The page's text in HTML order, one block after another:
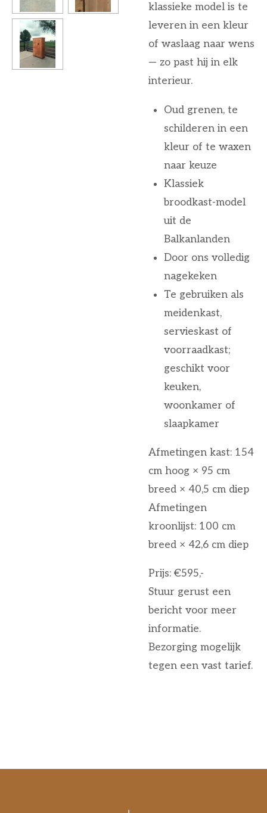
klassieke model is te
leveren in een kleur
of waslaag naar wens
— zo past hij in elk
interieur.
Oud grenen, te
schilderen in een
kleur of te waxen
naar keuze
Klassiek
broodkast-model
uit de
Balkanlanden
Door ons volledig
nagekeken
Te gebruiken als
meidenkast,
servieskast of
voorraadkast;
geschikt voor
keuken,
woonkamer of
slaapkamer
Afmetingen kast: 154
cm hoog × 95 cm
breed × 40,5 cm diep
Afmetingen
kroonlijst: 100 cm
breed × 42,6 cm diep
Prijs: €595,-
Stuur gerust een
bericht voor meer
informatie.
Bezorging mogelijk
tegen een vast tarief.